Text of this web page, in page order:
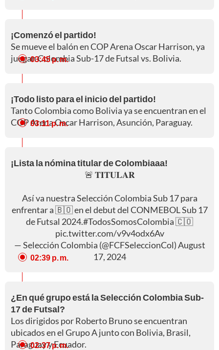
¡Comenzó el partido!
Se mueve el balón en COP Arena Oscar Harrison, ya
juegan Colombia Sub-17 de Futsal vs. Bolivia.
03:45 p. m.
¡Todo listo para el inicio del partido!
Tanto Colombia como Bolivia ya se encuentran en el
COP Arena Oscar Harrison, Asunción, Paraguay.
03:11 p. m.
¡Lista la nómina titular de Colombiaaa!
🚨 𝐓𝐈𝐓𝐔𝐋𝐀𝐑
Así va nuestra Selección Colombia Sub 17 para
enfrentar a 🇧🇴 en el debut del CONMEBOL Sub 17
de Futsal 2024.#TodosSomosColombia🇨🇴
pic.twitter.com/v9v4odx6Av
— Selección Colombia (@FCFSeleccionCol)August
17, 2024
02:39 p. m.
¿En qué grupo está la Selección Colombia Sub-
17 de Futsal?
Los dirigidos por Roberto Bruno se encuentran
ubicados en el Grupo A junto con Bolivia, Brasil,
Paraguay y Ecuador.
02:37 p. m.